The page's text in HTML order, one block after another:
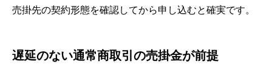
売掛先の契約形態を確認してから申し込むと確実です。
遅延のない通常商取引の売掛金が前提